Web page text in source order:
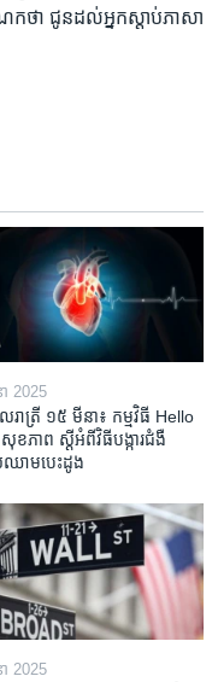
ណកថា​ ជូន​ដល់​អ្នក​ស្តាប់​ភាសា​
2025
លរាត្រី ១៥ មីនា៖ កម្មវិធី ​Hello
ខភាព ស្ដី​អំពី​វិធី​បង្ការ​ជំងឺ​
ាម​បេះដូង
2025